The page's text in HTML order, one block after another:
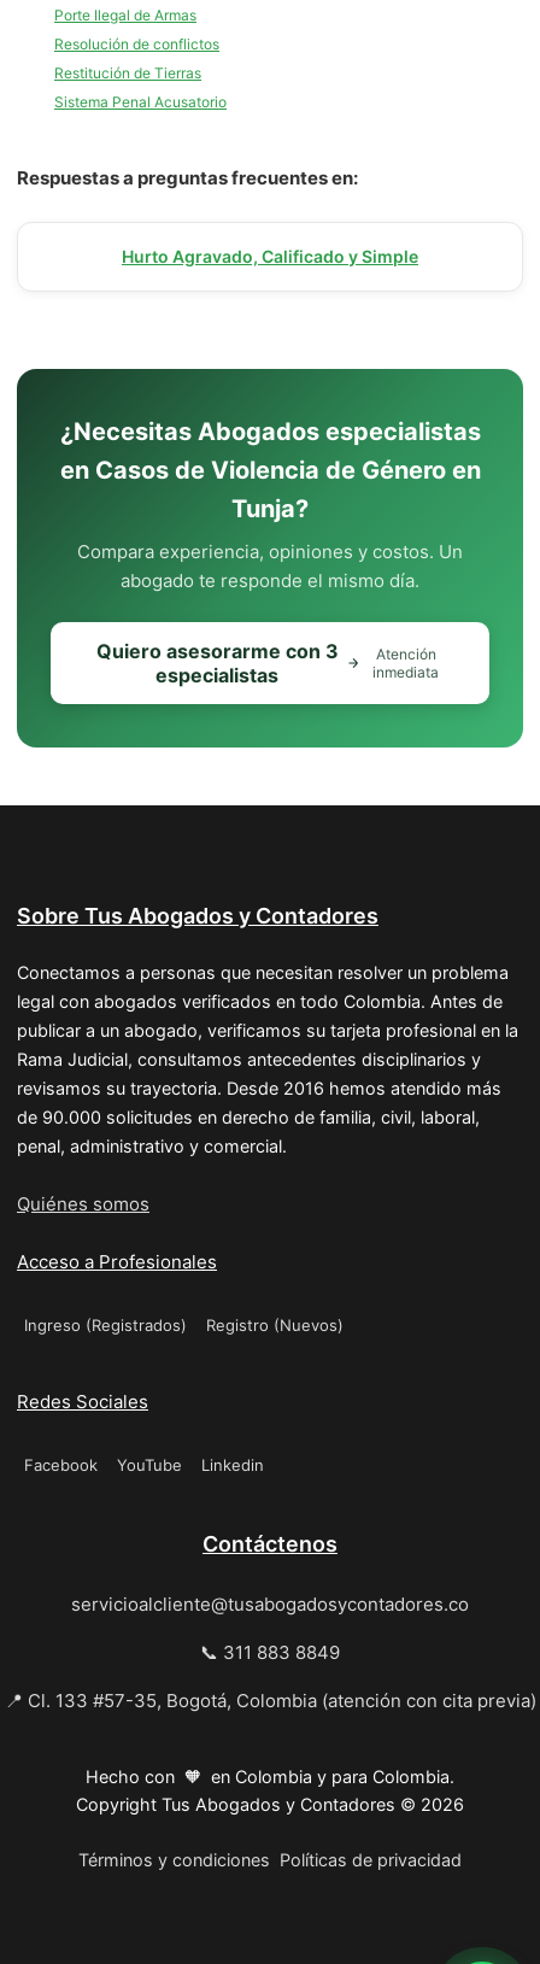
Porte Ilegal de Armas
Resolución de conflictos
Restitución de Tierras
Sistema Penal Acusatorio
Respuestas a preguntas frecuentes en:
Hurto Agravado, Calificado y Simple
¿Necesitas Abogados especialistas
en Casos de Violencia de Género en
Tunja?
Compara experiencia, opiniones y costos. Un
abogado te responde el mismo día.
Quiero asesorarme con 3
especialistas
Atención
inmediata
Sobre Tus Abogados y Contadores
Conectamos a personas que necesitan resolver un problema
legal con abogados verificados en todo Colombia. Antes de
publicar a un abogado, verificamos su tarjeta profesional en la
Rama Judicial, consultamos antecedentes disciplinarios y
revisamos su trayectoria. Desde 2016 hemos atendido más
de 90.000 solicitudes en derecho de familia, civil, laboral,
penal, administrativo y comercial.
Quiénes somos
Acceso a Profesionales
Ingreso (Registrados) Registro (Nuevos)
Redes Sociales
Facebook YouTube Linkedin
Contáctenos
servicioalcliente@tusabogadosycontadores.co
📞 311 883 8849
📍 Cl. 133 #57-35, Bogotá, Colombia (atención con cita previa)
Hecho con 🧡 en Colombia y para Colombia.
Copyright Tus Abogados y Contadores © 2026
Términos y condiciones Políticas de privacidad